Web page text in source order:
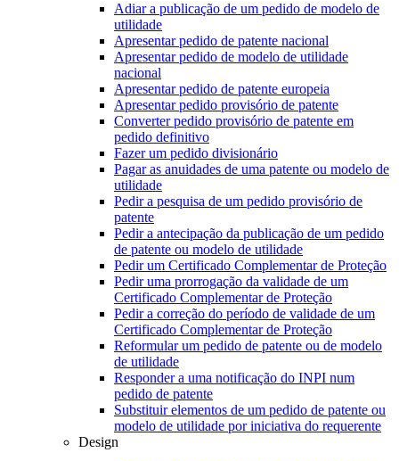
Adiar a publicação de um pedido de modelo de
utilidade
Apresentar pedido de patente nacional
Apresentar pedido de modelo de utilidade
nacional
Apresentar pedido de patente europeia
Apresentar pedido provisório de patente
Converter pedido provisório de patente em
pedido definitivo
Fazer um pedido divisionário
Pagar as anuidades de uma patente ou modelo de
utilidade
Pedir a pesquisa de um pedido provisório de
patente
Pedir a antecipação da publicação de um pedido
de patente ou modelo de utilidade
Pedir um Certificado Complementar de Proteção
Pedir uma prorrogação da validade de um
Certificado Complementar de Proteção
Pedir a correção do período de validade de um
Certificado Complementar de Proteção
Reformular um pedido de patente ou de modelo
de utilidade
Responder a uma notificação do INPI num
pedido de patente
Substituir elementos de um pedido de patente ou
modelo de utilidade por iniciativa do requerente
Design